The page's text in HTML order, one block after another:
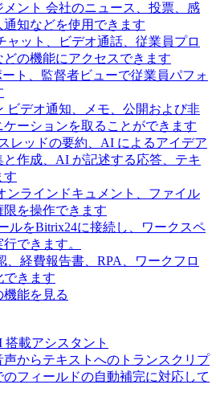
ント 会社のニュース、投票、感
知などを使用できます
ャット、ビデオ通話、従業員プロ
の機能にアクセスできます
ト、監督者ビューで従業員パフォ
ビデオ通知、メモ、公開および非
ーションを取ることができます
スレッドの要約、AI によるアイデア
作成、AI が記述する応答、テキ
す
ンラインドキュメント、ファイル
を操作できます
ルをBitrix24に接続し、ワークスペ
できます。
、経費報告書、RPA、ワークフロ
できます
能を見る
搭載アシスタント
声からテキストへのトランスクリプ
のフィールドの自動補完に対応して